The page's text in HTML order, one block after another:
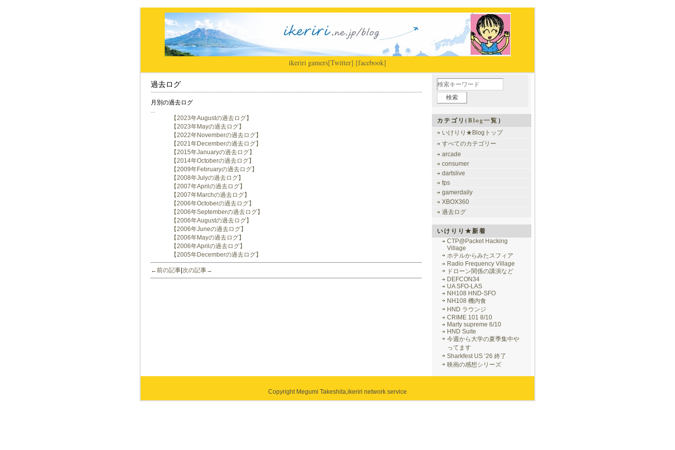
ikeriri|gamers[Twitter] [facebook]
過去ログ
月別の過去ログ
...
【2023年Augustの過去ログ】
【2023年Mayの過去ログ】
【2022年Novemberの過去ログ】
【2021年Decemberの過去ログ】
【2015年Januaryの過去ログ】
【2014年Octoberの過去ログ】
【2009年Februaryの過去ログ】
【2008年Julyの過去ログ】
【2007年Aprilの過去ログ】
【2007年Marchの過去ログ】
【2006年Octoberの過去ログ】
【2006年Septemberの過去ログ】
【2006年Augustの過去ログ】
【2006年Juneの過去ログ】
【2006年Mayの過去ログ】
【2006年Aprilの過去ログ】
【2005年Decemberの過去ログ】
←前の記事 次の記事→
カテゴリ(Blog一覧）
いけりり★Blogトップ
すべてのカテゴリー
arcade
consumer
dartslive
fps
gamerdaily
XBOX360
過去ログ
いけりり★新着
CTP@Packet Hacking
Village
ホテルからみたスフィア
Radio Frequency Village
ドローン関係の講演など
DEFCON34
UA SFO-LAS
NH108 HND-SFO
NH108 機内食
HND ラウンジ
CRIME 101 8/10
Marty supreme 6/10
HND Suite
今週から大学の夏季集中や
ってます
Sharkfest US ‘26 終了
映画の感想シリーズ
Copyright Megumi Takeshita,ikeriri network service